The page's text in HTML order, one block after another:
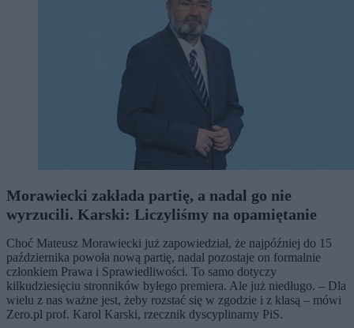
Morawiecki zakłada partię, a nadal go nie
wyrzucili. Karski: Liczyliśmy na opamiętanie
Choć Mateusz Morawiecki już zapowiedział, że najpóźniej do 15
października powoła nową partię, nadal pozostaje on formalnie
członkiem Prawa i Sprawiedliwości. To samo dotyczy
kilkudziesięciu stronników byłego premiera. Ale już niedługo. – Dla
wielu z nas ważne jest, żeby rozstać się w zgodzie i z klasą – mówi
Zero.pl prof. Karol Karski, rzecznik dyscyplinarny PiS.